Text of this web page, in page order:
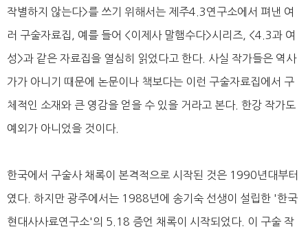
작별하지 않는다>를 쓰기 위해서는 제주4.3연구소에서 펴낸 여
러 구술자료집, 예를 들어 <이제사 말햄수다>시리즈, <4.3과 여
성>과 같은 자료집을 열심히 읽었다고 한다. 사실 작가들은 역사
가가 아니기 때문에 논문이나 책보다는 이런 구술자료집에서 구
체적인 소재와 큰 영감을 얻을 수 있을 거라고 본다. 한강 작가도
예외가 아니었을 것이다.
한국에서 구술사 채록이 본격적으로 시작된 것은 1990년대부터
였다. 하지만 광주에서는 1988년에 송기숙 선생이 설립한 '한국
현대사사료연구소'의 5.18 증언 채록이 시작되었다. 이 구술 작